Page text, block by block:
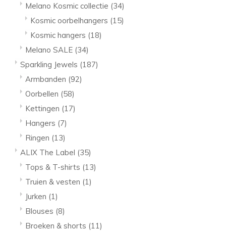
Melano Kosmic collectie (34)
Kosmic oorbelhangers (15)
Kosmic hangers (18)
Melano SALE (34)
Sparkling Jewels (187)
Armbanden (92)
Oorbellen (58)
Kettingen (17)
Hangers (7)
Ringen (13)
ALIX The Label (35)
Tops & T-shirts (13)
Truien & vesten (1)
Jurken (1)
Blouses (8)
Broeken & shorts (11)